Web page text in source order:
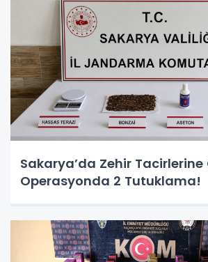
Sakarya’da Zehir Tacirlerine
Operasyonda 2 Tutuklama!